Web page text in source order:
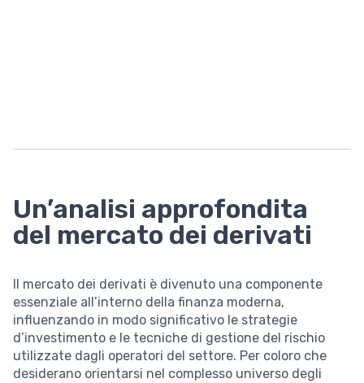
Un’analisi approfondita
del mercato dei derivati
Il mercato dei derivati è divenuto una componente
essenziale all’interno della finanza moderna,
influenzando in modo significativo le strategie
d’investimento e le tecniche di gestione del rischio
utilizzate dagli operatori del settore. Per coloro che
desiderano orientarsi nel complesso universo degli